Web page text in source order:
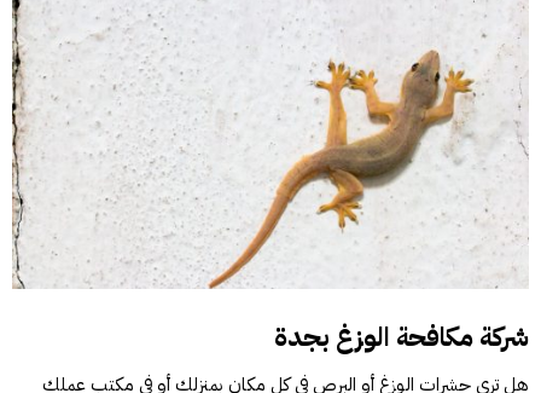
شركة مكافحة الوزغ بجدة
هل ترى حشرات الوزغ أو البرص في كل مكان بمنزلك أو في مكتب عملك